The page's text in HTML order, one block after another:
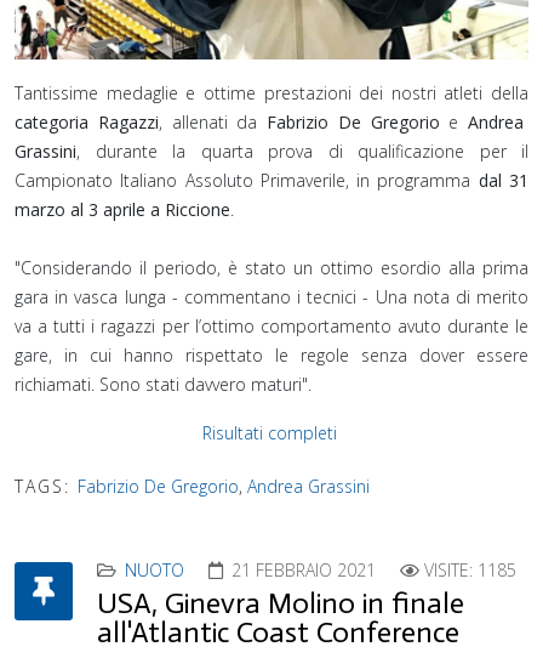
Tantissime medaglie e ottime prestazioni dei nostri atleti della
categoria Ragazzi, allenati da Fabrizio De Gregorio eAndrea
Grassini, durante la quarta prova di qualificazione per il
Campionato Italiano Assoluto Primaverile, in programma dal 31
marzo al 3 aprile a Riccione.
"Considerando il periodo, è stato un ottimo esordio alla prima
gara in vasca lunga - commentano i tecnici - Una nota di merito
va a tutti i ragazzi per l’ottimo comportamento avuto durante le
gare, in cui hanno rispettato le regole senza dover essere
richiamati. Sono stati davvero maturi".
Risultati completi
TAGS: Fabrizio De Gregorio, Andrea Grassini
NUOTO 21 FEBBRAIO 2021 VISITE: 1185
USA, Ginevra Molino in finale
all'Atlantic Coast Conference